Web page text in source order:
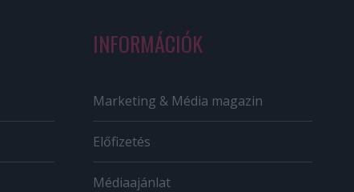
INFORMÁCIÓK
Marketing & Média magazin
Előfizetés
Médiaajánlat